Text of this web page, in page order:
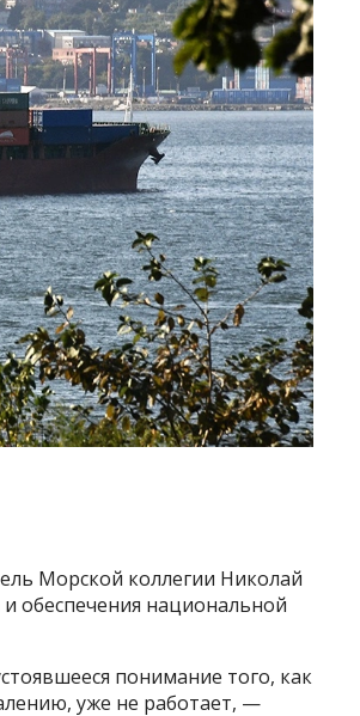
Морской коллегии Николай
обеспечения национальной
понимание того, как
уже не работает, —